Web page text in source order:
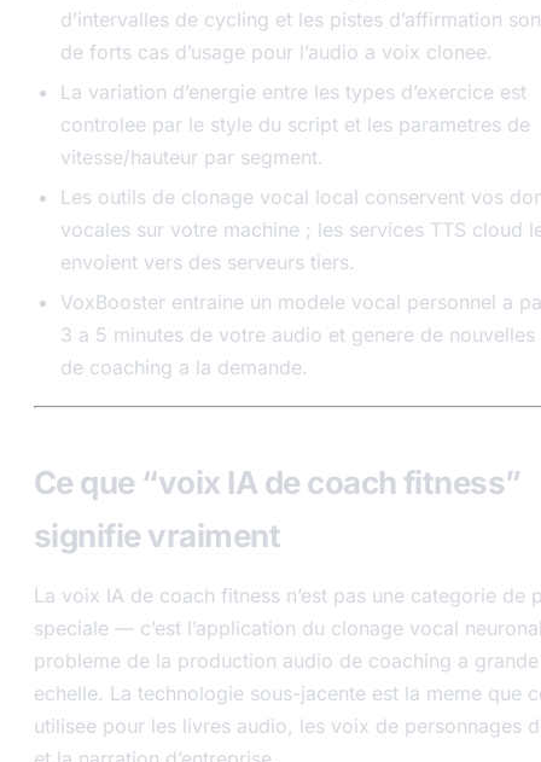
d’intervalles de cycling et les pistes d’affirmation
de forts cas d’usage pour l’audio a voix clonee.
La variation d’energie entre les types d’exercice est
controlee par le style du script et les parametres de
vitesse/hauteur par segment.
Les outils de clonage vocal local conservent vos
vocales sur votre machine ; les services TTS cloud
envoient vers des serveurs tiers.
VoxBooster entraine un modele vocal personnel a
3 a 5 minutes de votre audio et genere de nouvelles
de coaching a la demande.
Ce que “voix IA de coach fitness”
signifie vraiment
La voix IA de coach fitness n’est pas une categorie de
speciale — c’est l’application du clonage vocal
probleme de la production audio de coaching a grande
echelle. La technologie sous-jacente est la meme que
utilisee pour les livres audio, les voix de personnages